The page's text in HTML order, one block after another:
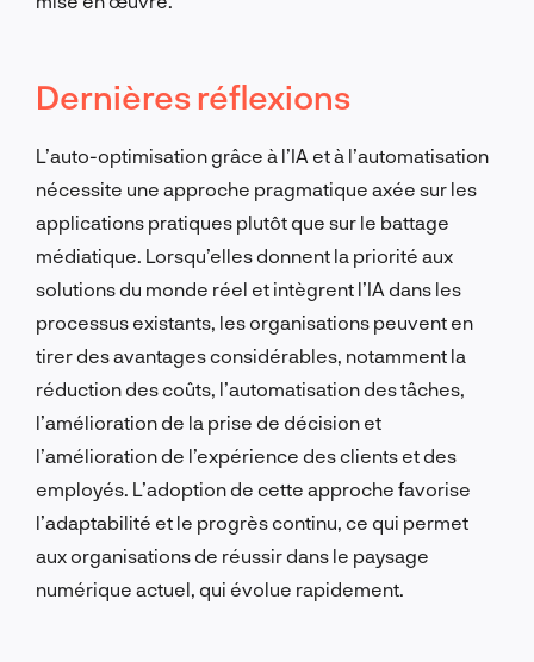
Dernières réflexions
L’auto-optimisation grâce à l’IA et à l’automatisation
nécessite une approche pragmatique axée sur les
applications pratiques plutôt que sur le battage
médiatique. Lorsqu’elles donnent la priorité aux
solutions du monde réel et intègrent l’IA dans les
processus existants, les organisations peuvent en
tirer des avantages considérables, notamment la
réduction des coûts, l’automatisation des tâches,
l’amélioration de la prise de décision et
l’amélioration de l’expérience des clients et des
employés. L’adoption de cette approche favorise
l’adaptabilité et le progrès continu, ce qui permet
aux organisations de réussir dans le paysage
numérique actuel, qui évolue rapidement.